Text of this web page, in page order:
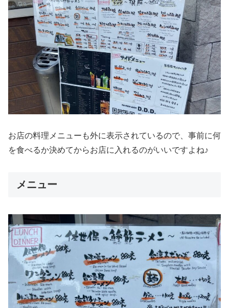
お店の料理メニューも外に表示されているので、事前に何
を食べるか決めてからお店に入れるのがいいですよね♪
メニュー